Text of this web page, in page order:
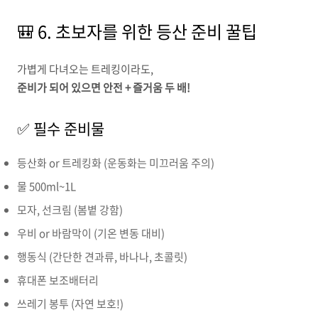
🎒 6. 초보자를 위한 등산 준비 꿀팁
가볍게 다녀오는 트레킹이라도,
준비가 되어 있으면 안전 + 즐거움 두 배!
✅ 필수 준비물
등산화 or 트레킹화 (운동화는 미끄러움 주의)
물 500ml~1L
모자, 선크림 (봄볕 강함)
우비 or 바람막이 (기온 변동 대비)
행동식 (간단한 견과류, 바나나, 초콜릿)
휴대폰 보조배터리
쓰레기 봉투 (자연 보호!)